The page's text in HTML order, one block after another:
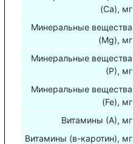
(Са), мг
Минеральные вещества
(Mg), мг
Минеральные вещества
(Р), мг
Минеральные вещества
(Fe), мг
Витамины (А), мг
Витамины (в-каротин), мг